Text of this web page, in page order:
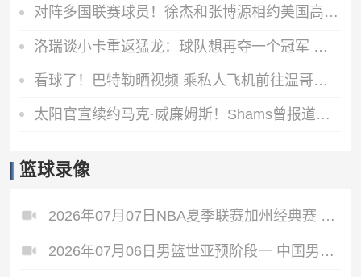
对阵多国联赛球员！徐杰和张博源相约美国高质量野球局
洛瑞谈小卡重返猛龙：球队想再夺一个冠军 这一切都将从小卡开始
看球了！巴特勒晒视频 乘私人飞机前往温哥华观战哥伦比亚VS瑞士
太阳官宣续约马克·威廉姆斯！Shams曾报道其合同为3年3800万美元
篮球录像
2026年07月07日NBA夏季联赛加州经典赛 热火 - 勇士 全场录像
2026年07月06日男篮世亚预阶段一 中国男篮 - 中国台北男篮 全场录像